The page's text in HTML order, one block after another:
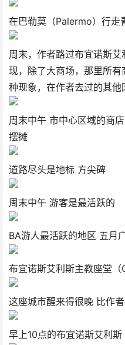
在巴勒莫（Palermo）行走
周末，作者路过布宜诺斯
现，除了大商场，那里所
种现象，在作者去过的其他
周末中午 市中心区域的商
摆摊
道路尽头是地标 方尖碑
周末中午 游客是最活跃的
BA游人最活跃的地区 五月
布宜诺斯艾利斯主教座堂
这座城市醒来得很晚 比作
早上10点的布宜诺斯艾利